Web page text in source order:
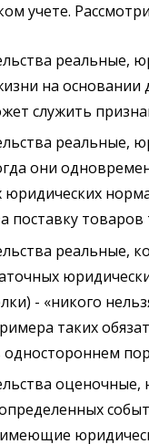
учете.
реальные,
на основании
служить
реальные,
они
поставку
реальные,
- «никого
таких